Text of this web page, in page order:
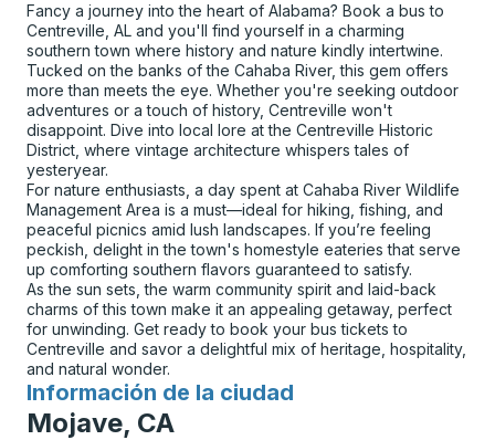
Fancy a journey into the heart of Alabama? Book a bus to
Centreville, AL and you'll find yourself in a charming
southern town where history and nature kindly intertwine.
Tucked on the banks of the Cahaba River, this gem offers
more than meets the eye. Whether you're seeking outdoor
adventures or a touch of history, Centreville won't
disappoint. Dive into local lore at the Centreville Historic
District, where vintage architecture whispers tales of
yesteryear.
For nature enthusiasts, a day spent at Cahaba River Wildlife
Management Area is a must—ideal for hiking, fishing, and
peaceful picnics amid lush landscapes. If you’re feeling
peckish, delight in the town's homestyle eateries that serve
up comforting southern flavors guaranteed to satisfy.
As the sun sets, the warm community spirit and laid-back
charms of this town make it an appealing getaway, perfect
for unwinding. Get ready to book your bus tickets to
Centreville and savor a delightful mix of heritage, hospitality,
and natural wonder.
Información de la ciudad
para
Mojave, CA